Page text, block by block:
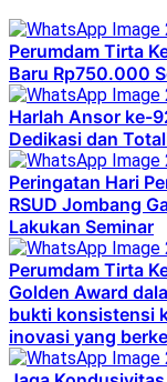
Perumdam Tirta
Baru Rp750.000
Harlah Ansor ke-
Dedikasi dan
Peringatan Hari
RSUD Jombang
Lakukan Seminar
Perumdam Tirta
Golden Award
bukti konsistensi
inovasi yang